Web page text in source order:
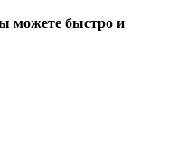
можете быстро и